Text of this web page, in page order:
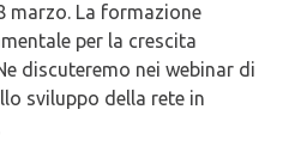
marzo. La formazione
per la crescita
discuteremo nei webinar di
sviluppo della rete in